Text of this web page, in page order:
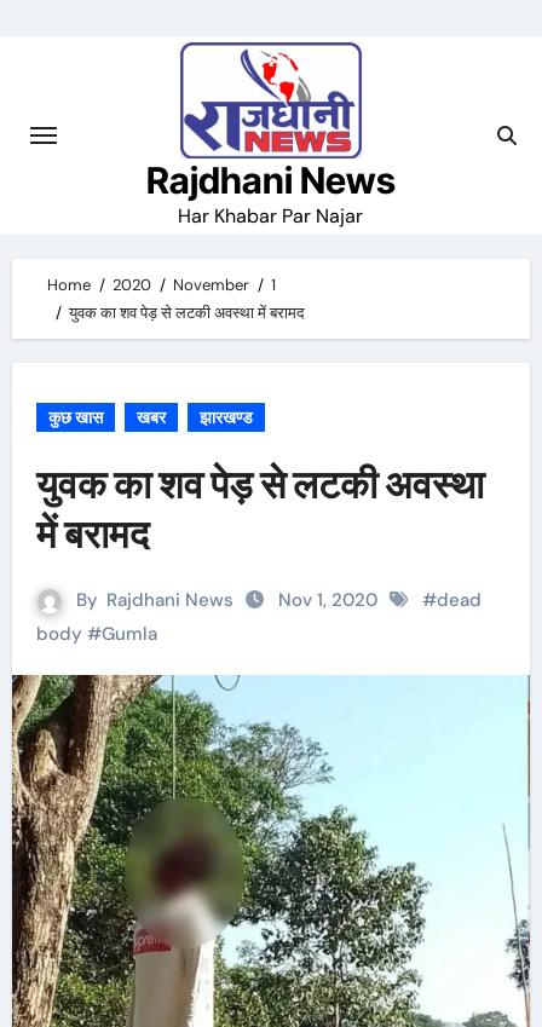
Rajdhani News
Har Khabar Par Najar
Home 2020 November
1
युवक का शव पेड़ से लटकी अवस्था में बरामद
कुछ खास खबर झारखण्ड
युवक का शव पेड़ से लटकी अवस्था
में बरामद
By Rajdhani News Nov 1, 2020 #dead
body #Gumla